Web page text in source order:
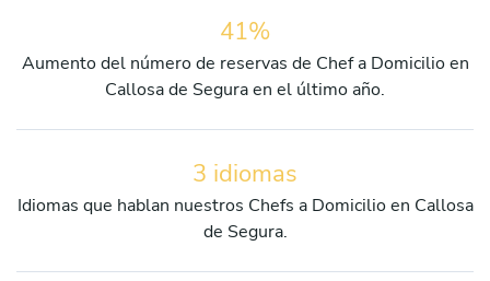
41%
Aumento del número de reservas de Chef a Domicilio en
Callosa de Segura en el último año.
3 idiomas
Idiomas que hablan nuestros Chefs a Domicilio en Callosa
de Segura.